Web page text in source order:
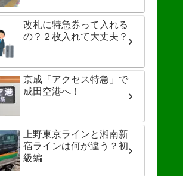
改札に特急券って入れる
の？２枚入れて大丈夫？
京成「アクセス特急」で
成田空港へ！
上野東京ラインと湘南新
宿ラインは何が違う？初
級編